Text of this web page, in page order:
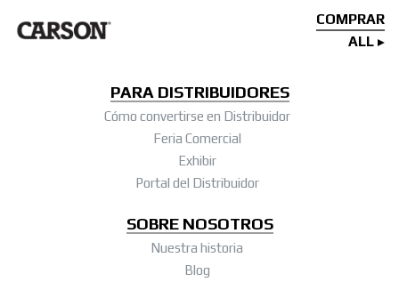
COMPRAR
ALL
PARA DISTRIBUIDORES
Cómo convertirse en Distribuidor
Feria Comercial
Exhibir
Portal del Distribuidor
SOBRE NOSOTROS
Nuestra historia
Blog